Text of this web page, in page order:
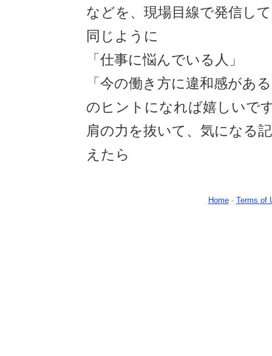
などを、現場目線で発信し
同じように
「仕事に悩んでいる人」
「今の働き方に違和感があ
のヒントになれば嬉しいで
肩の力を抜いて、気になる
えたら
Home- Terms of